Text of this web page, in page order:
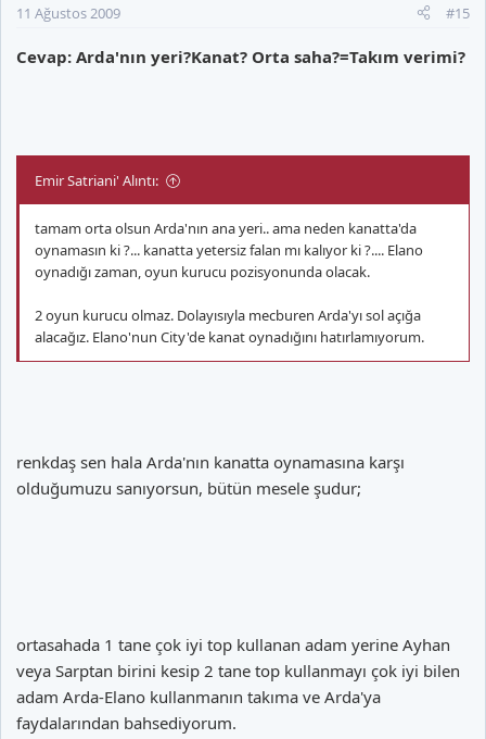
11 Ağustos 2009 #15
Cevap: Arda'nın yeri?Kanat? Orta saha?=Takım verimi?
Emir Satriani' Alıntı:
tamam orta olsun Arda'nın ana yeri.. ama neden kanatta'da
oynamasın ki ?... kanatta yetersiz falan mı kalıyor ki ?.... Elano
oynadığı zaman, oyun kurucu pozisyonunda olacak.
2 oyun kurucu olmaz. Dolayısıyla mecburen Arda'yı sol açığa
alacağız. Elano'nun City'de kanat oynadığını hatırlamıyorum.
renkdaş sen hala Arda'nın kanatta oynamasına karşı
olduğumuzu sanıyorsun, bütün mesele şudur;
ortasahada 1 tane çok iyi top kullanan adam yerine Ayhan
veya Sarptan birini kesip 2 tane top kullanmayı çok iyi bilen
adam Arda-Elano kullanmanın takıma ve Arda'ya
faydalarından bahsediyorum.